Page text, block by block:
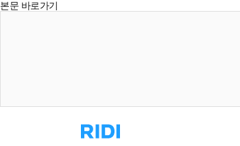
본문 바로가기
리
디